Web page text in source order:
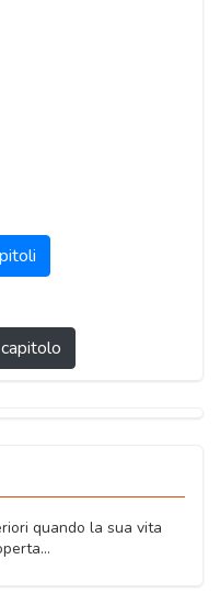
quando la sua vita